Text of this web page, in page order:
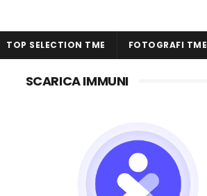
TOP SELECTION TME FOTOGRAFI TME
SCARICA IMMUNI